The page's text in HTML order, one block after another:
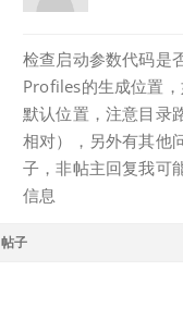
检查启动参数代码是
Profiles的生成位置
默认位置，注意目录
相对），另外有其他
子，非帖主回复我可
信息
帖子